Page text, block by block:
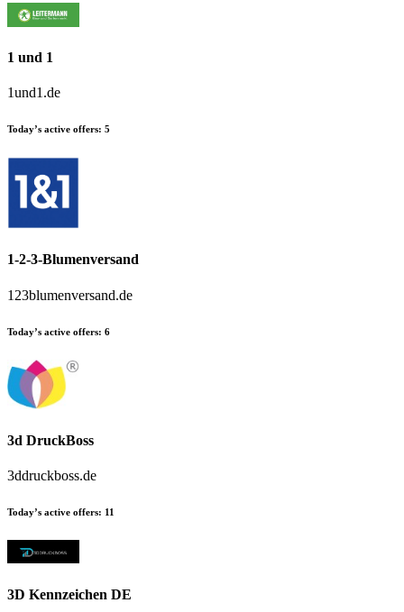
1 und 1
1und1.de
Today’s active offers: 5
1-2-3-Blumenversand
123blumenversand.de
Today’s active offers: 6
3d DruckBoss
3ddruckboss.de
Today’s active offers: 11
3D Kennzeichen DE